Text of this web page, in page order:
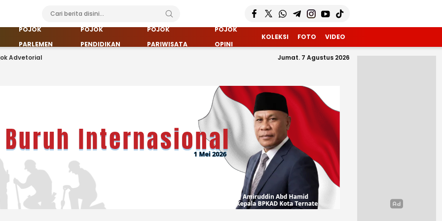
POJOK
PARLEMEN
POJOK
PENDIDIKAN
POJOK
PARIWISATA
POJOK
OPINI
KOLEKSI FOTO VIDEO
Advetorial Jumat. 7 Agustus 2026